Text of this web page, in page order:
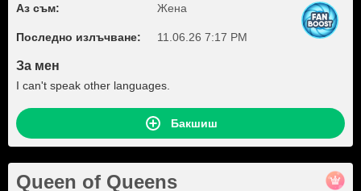
Аз съм: Жена
Последно излъчване: 11.06.26 7:17 PM
За мен
I can't speak other languages.
Бакшиш
Queen of Queens